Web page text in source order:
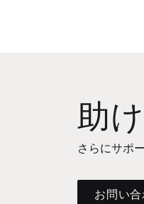
助
さらにサポ
お問い